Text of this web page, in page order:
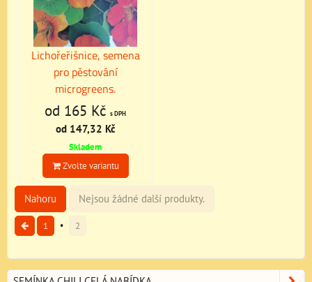
Lichořeřišnice, semena
pro pěstování
microgreens.
od 165 Kč s DPH
od 147,32 Kč
Skladem
Zvolte variantu
Nahoru Nejsou žádné další produkty.
1 2